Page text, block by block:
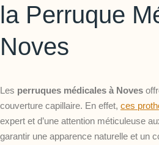
la Perruque
Noves
Les perruques médicales à Noves
couverture capillaire. En effet, ces
expert et d’une attention méticuleuse
garantir une apparence naturelle et un